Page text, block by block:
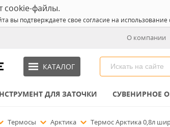
cookie-файлы.
вы подтверждаете свое согласие на
О компании
КАТАЛОГ
ДЛЯ ЗАТОЧКИ СУВЕНИРНОЕ
Термосы Арктика Термос Арктика 0,8л